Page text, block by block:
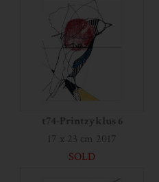
t74-Printzyklus 6
17 x 23 cm 2017
SOLD